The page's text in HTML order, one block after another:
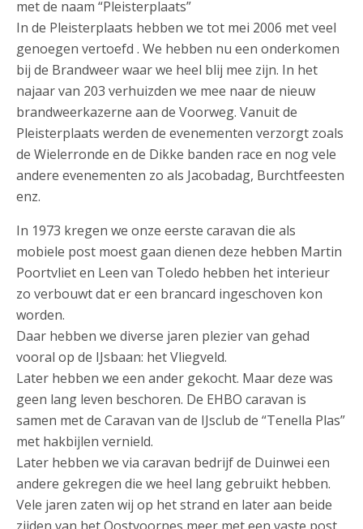
met de naam “Pleisterplaats”
In de Pleisterplaats hebben we tot mei 2006 met veel
genoegen vertoefd . We hebben nu een onderkomen
bij de Brandweer waar we heel blij mee zijn. In het
najaar van 203 verhuizden we mee naar de nieuw
brandweerkazerne aan de Voorweg. Vanuit de
Pleisterplaats werden de evenementen verzorgt zoals
de Wielerronde en de Dikke banden race en nog vele
andere evenementen zo als Jacobadag, Burchtfeesten
enz.
In 1973 kregen we onze eerste caravan die als
mobiele post moest gaan dienen deze hebben Martin
Poortvliet en Leen van Toledo hebben het interieur
zo verbouwt dat er een brancard ingeschoven kon
worden.
Daar hebben we diverse jaren plezier van gehad
vooral op de IJsbaan: het Vliegveld.
Later hebben we een ander gekocht. Maar deze was
geen lang leven beschoren. De EHBO caravan is
samen met de Caravan van de IJsclub de “Tenella Plas”
met hakbijlen vernield.
Later hebben we via caravan bedrijf de Duinwei een
andere gekregen die we heel lang gebruikt hebben.
Vele jaren zaten wij op het strand en later aan beide